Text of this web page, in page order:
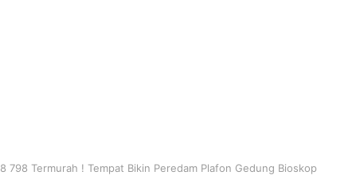
798 Termurah ! Tempat Bikin Peredam Plafon Gedung Bioskop